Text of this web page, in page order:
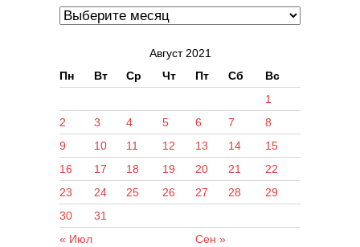
Август 2021
Пн
Вт Ср Чт Пт Сб Вс
« Июл Сен »
1
2
3 4 5 6 7
8
9
10 11 12 13 14
15
16
17 18 19 20 21
22
23
24 25 26 27 28
29
30
31